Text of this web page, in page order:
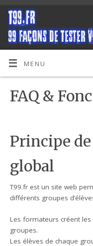
MENU
FAQ &
Principe
global
T99.fr est un site web
différents groupes
Les formateurs créent
groupes.
Les élèves de chaque